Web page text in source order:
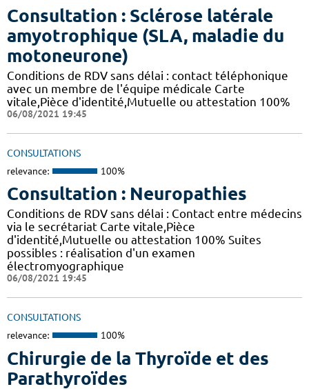
Consultation : Sclérose latérale
amyotrophique (SLA, maladie du
motoneurone)
Conditions de RDV sans délai : contact téléphonique
avec un membre de l'équipe médicale Carte
vitale,Pièce d'identité,Mutuelle ou attestation 100%
06/08/2021 19:45
CONSULTATIONS
relevance: 100%
Consultation : Neuropathies
Conditions de RDV sans délai : Contact entre médecins
via le secrétariat Carte vitale,Pièce
d'identité,Mutuelle ou attestation 100% Suites
possibles : réalisation d'un examen
électromyographique
06/08/2021 19:45
CONSULTATIONS
relevance: 100%
Chirurgie de la Thyroïde et des
Parathyroïdes